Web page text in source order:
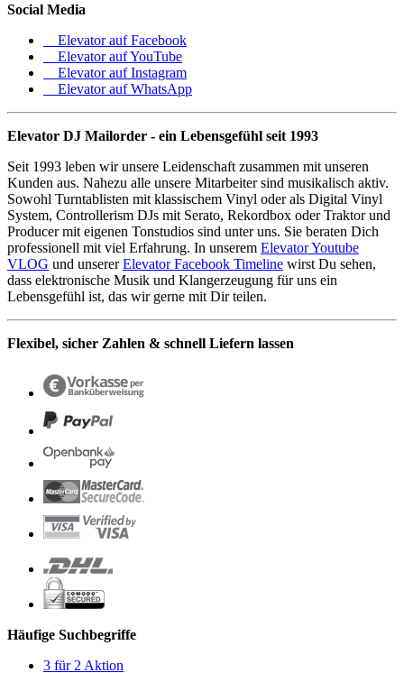
Social Media
Elevator auf Facebook
Elevator auf YouTube
Elevator auf Instagram
Elevator auf WhatsApp
Elevator DJ Mailorder - ein Lebensgefühl seit 1993
Seit 1993 leben wir unsere Leidenschaft zusammen mit unseren
Kunden aus. Nahezu alle unsere Mitarbeiter sind musikalisch aktiv.
Sowohl Turntablisten mit klassischem Vinyl oder als Digital Vinyl
System, Controllerism DJs mit Serato, Rekordbox oder Traktor und
Producer mit eigenen Tonstudios sind unter uns. Sie beraten Dich
professionell mit viel Erfahrung. In unserem Elevator Youtube
VLOG und unsererElevator Facebook Timeline wirst Du sehen,
dass elektronische Musik und Klangerzeugung für uns ein
Lebensgefühl ist, das wir gerne mit Dir teilen.
Flexibel, sicher Zahlen & schnell Liefern lassen
Häufige Suchbegriffe
3 für 2 Aktion